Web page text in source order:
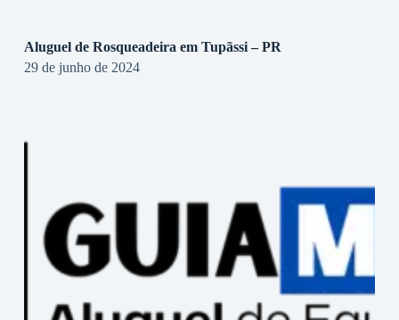
Aluguel de Rosqueadeira em Tupãssi – PR
29 de junho de 2024